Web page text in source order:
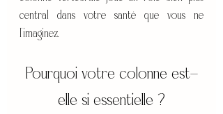
central dans votre santé que vous ne
l’imaginez.
Pourquoi votre colonne est-
elle si essentielle ?